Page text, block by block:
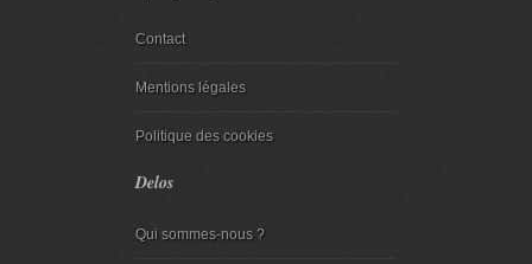
Contact
Mentions légales
Politique des cookies
Delos
Qui sommes-nous ?